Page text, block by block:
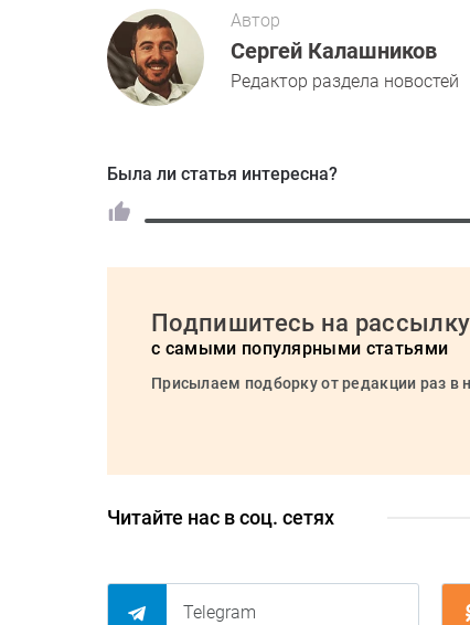
Автор
Сергей Калашников
Редактор раздела новостей
Была ли статья интересна?
Подпишитесь на рассылку
с самыми популярными статьями
Присылаем подборку от редакции раз в
Читайте нас в соц. сетях
Telegram